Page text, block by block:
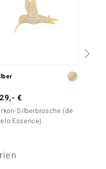
€
Silberbrosche (de
Essence)